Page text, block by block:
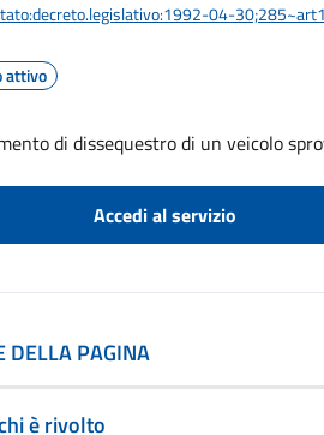
04-
attivo
di dissequestro di un veicolo
Accedi al servizio
DELLA PAGINA
è rivolto